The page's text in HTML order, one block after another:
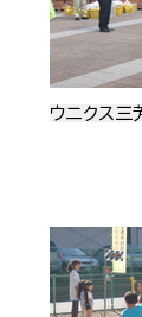
ウニクス三